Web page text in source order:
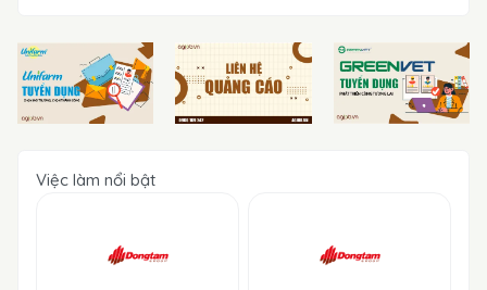
Việc làm nổi bật